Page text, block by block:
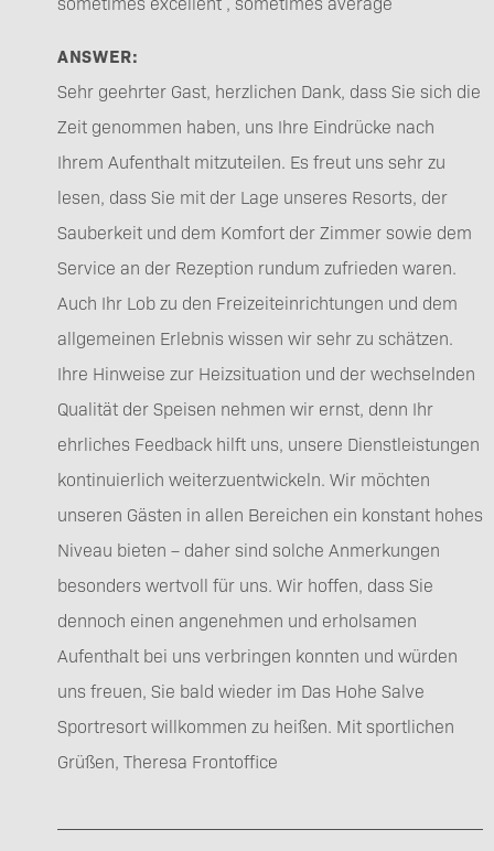
ANSWER:
Sehr geehrter Gast, herzlichen Dank, dass Sie sich die
Zeit genommen haben, uns Ihre Eindrücke nach
Ihrem Aufenthalt mitzuteilen. Es freut uns sehr zu
lesen, dass Sie mit der Lage unseres Resorts, der
Sauberkeit und dem Komfort der Zimmer sowie dem
Service an der Rezeption rundum zufrieden waren.
Auch Ihr Lob zu den Freizeiteinrichtungen und dem
allgemeinen Erlebnis wissen wir sehr zu schätzen.
Ihre Hinweise zur Heizsituation und der wechselnden
Qualität der Speisen nehmen wir ernst, denn Ihr
ehrliches Feedback hilft uns, unsere Dienstleistungen
kontinuierlich weiterzuentwickeln. Wir möchten
unseren Gästen in allen Bereichen ein konstant hohes
Niveau bieten – daher sind solche Anmerkungen
besonders wertvoll für uns. Wir hoffen, dass Sie
dennoch einen angenehmen und erholsamen
Aufenthalt bei uns verbringen konnten und würden
uns freuen, Sie bald wieder im Das Hohe Salve
Sportresort willkommen zu heißen. Mit sportlichen
Grüßen, Theresa Frontoffice